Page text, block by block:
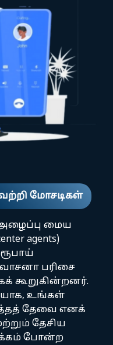
மோசடிகள்
மைய
agents)
பரிசை
கூறுகின்றனர்.
உங்கள்
தேவை எனக்
தேசிய
போன்ற